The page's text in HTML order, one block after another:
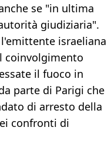
se "in ultima
giudiziaria".
israeliana
coinvolgimento
il fuoco in
parte di Parigi che
di arresto della
confronti di